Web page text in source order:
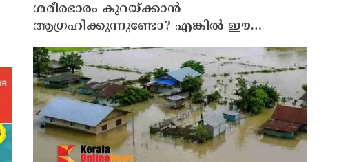
ശരീരഭാരം കുറയ്ക്കാൻ
ആഗ്രഹിക്കുന്നുണ്ടോ? എങ്കിൽ ഈ
മാന്ത്രിക ജ്യൂസ് പരീക്ഷിക്കൂ